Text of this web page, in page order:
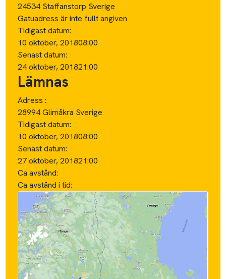
24534 Staffanstorp Sverige
Gatuadress är inte fullt angiven
Tidigast datum:
10 oktober, 201808:00
Senast datum:
24 oktober, 201821:00
Lämnas
Adress :
28994 Glimåkra Sverige
Tidigast datum:
10 oktober, 201808:00
Senast datum:
27 oktober, 201821:00
Ca avstånd:
Ca avstånd i tid: